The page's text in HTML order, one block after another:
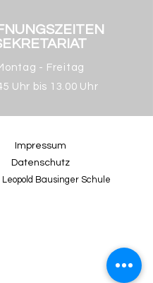
- Freitag
Uhr bis 13.00 Uhr
Impressum
Datenschutz
Bausinger Schule